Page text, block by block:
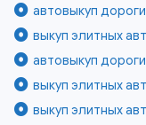
автовыкуп
выкуп элитных
автовыкуп
выкуп элитных
выкуп элитных